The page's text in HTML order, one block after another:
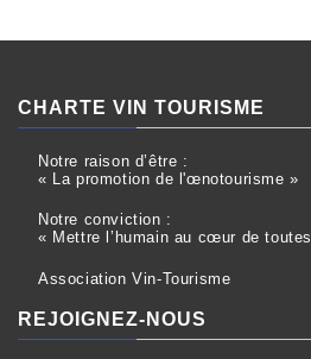
CHARTE VIN TOURISME
Notre raison d’être :
« La promotion de l'œnotourisme »
Notre conviction :
« Mettre l’humain au cœur de
Association Vin-Tourisme
REJOIGNEZ-NOUS